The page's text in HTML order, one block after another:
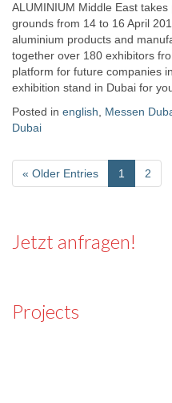
ALUMINIUM Middle East
grounds from 14 to 16 April
aluminium products and
together over 180 exhibitors
platform for future companies
exhibition stand in Dubai for
Posted in english Messen
Dubai
« Older Entries 1 2
Jetzt anfragen!
Projects